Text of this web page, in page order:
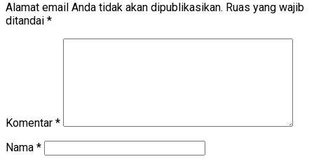
Alamat email Anda tidak akan dipublikasikan. Ruas yang wajib
ditandai *
Komentar *
Nama *